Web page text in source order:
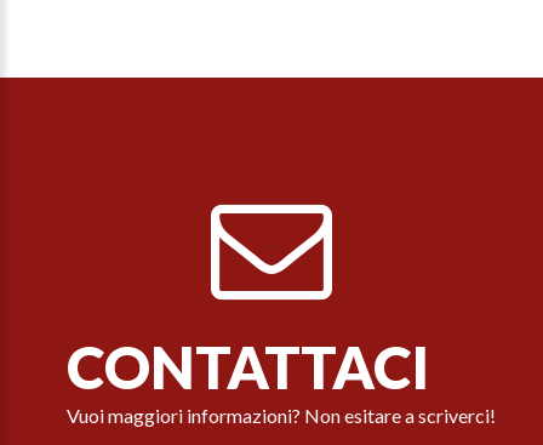
CONTATTACI
Vuoi maggiori informazioni? Non esitare a scriverci!